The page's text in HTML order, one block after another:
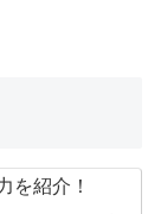
を紹介！